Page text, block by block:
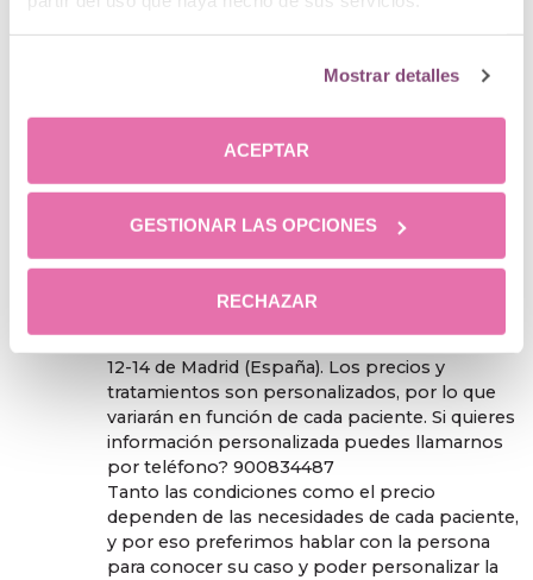
Mostrar detalles
ACEPTAR
GESTIONAR LAS OPCIONES
RECHAZAR
podría realizar el levantamiento de senos sin
@clinicamenorca
11 enero, 2023 a las 12:25
12-14 de Madrid (España). Los precios y
tratamientos son personalizados, por lo que
variarán en función de cada paciente. Si quieres
información personalizada puedes llamarnos
por teléfono? 900834487
Tanto las condiciones como el precio
dependen de las necesidades de cada paciente,
y por eso preferimos hablar con la persona
para conocer su caso y poder personalizar la